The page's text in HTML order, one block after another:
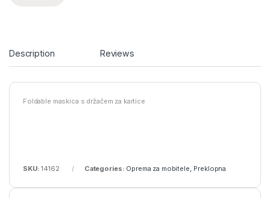
Description Reviews
Foldable maskica s držačem za kartice
SKU:14162 Categories: Oprema za mobitele, Preklopna